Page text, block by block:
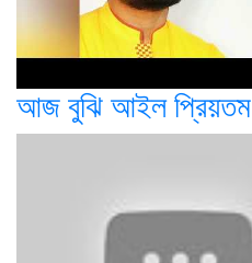
আজ বুঝি আইল প্রিয়তম